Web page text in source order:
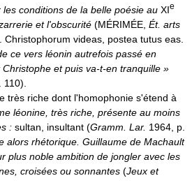
conditions de la belle poésie au XIe
et l'obscurité (MÉRIMÉE, Ét. arts
Christophorum videas, postea tutus eas.
ce vers léonin autrefois passé en
et puis va-t-en tranquille »
très riche dont l'homophonie s'étend à
léonine, très riche, présente au moins
: sultan, insultant (Gramm. Lar. 1964, p.
alors rhétorique. Guillaume de Machault
plus noble ambition de jongler avec les
croisées ou sonnantes (Jeux et